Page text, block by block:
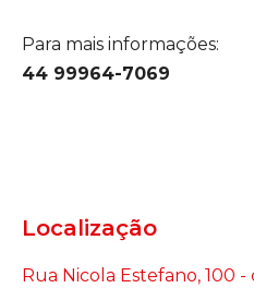
Para mais informações:
44 99964-7069
Localização
Rua Nicola Estefano, 100